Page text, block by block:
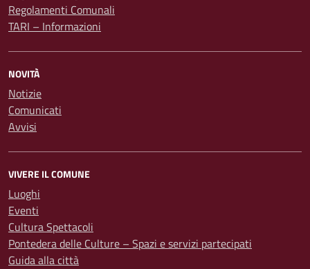
Regolamenti Comunali
TARI – Informazioni
NOVITÀ
Notizie
Comunicati
Avvisi
VIVERE IL COMUNE
Luoghi
Eventi
Cultura Spettacoli
Pontedera delle Culture – Spazi e servizi partecipati
Guida alla città